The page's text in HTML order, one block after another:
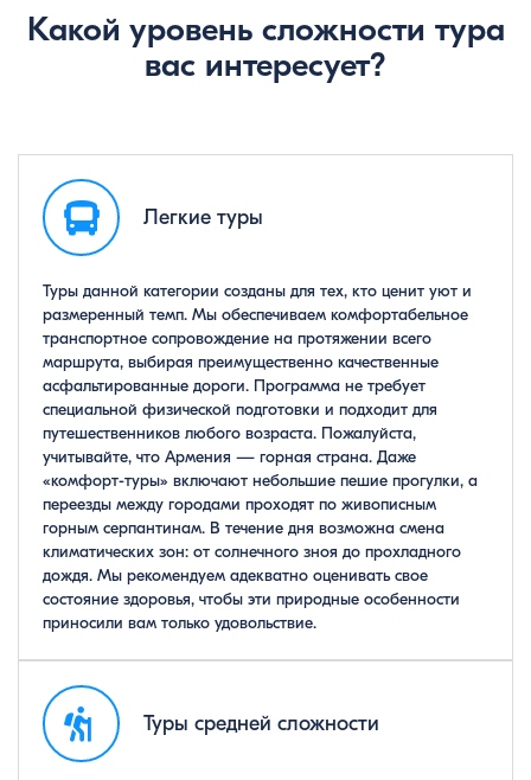
Какой уровень сложности тура
вас интересует?
Легкие туры
Туры данной категории созданы для тех, кто ценит уют и
размеренный темп. Мы обеспечиваем комфортабельное
транспортное сопровождение на протяжении всего
маршрута, выбирая преимущественно качественные
асфальтированные дороги. Программа не требует
специальной физической подготовки и подходит для
путешественников любого возраста. Пожалуйста,
учитывайте, что Армения — горная страна. Даже
«комфорт-туры» включают небольшие пешие прогулки, а
переезды между городами проходят по живописным
горным серпантинам. В течение дня возможна смена
климатических зон: от солнечного зноя до прохладного
дождя. Мы рекомендуем адекватно оценивать свое
состояние здоровья, чтобы эти природные особенности
приносили вам только удовольствие.
Туры средней сложности